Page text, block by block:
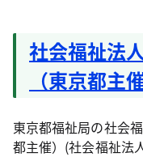
社会福祉法
（東京都主催
東京都福祉局の社会
都主催）(社会福祉法